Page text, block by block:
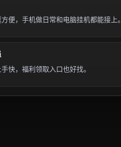
便，手机做日常和电脑挂机都能接上。
快，福利领取入口也好找。